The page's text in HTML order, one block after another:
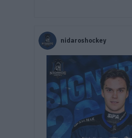
artikkel med utfyllende info om
endringene i troppen 🤝
nidaroshockey